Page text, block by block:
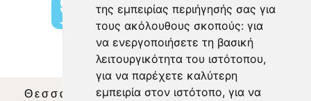
της εμπειρίας περιήγησής σας για
τους ακόλουθους σκοπούς: για
να ενεργοποιήσετε τη βασική
λειτουργικότητα του ιστότοπου,
για να παρέχετε καλύτερη
εμπειρία στον ιστότοπο, για να
Θεσσαλία Τηλεόραση|SNG Services